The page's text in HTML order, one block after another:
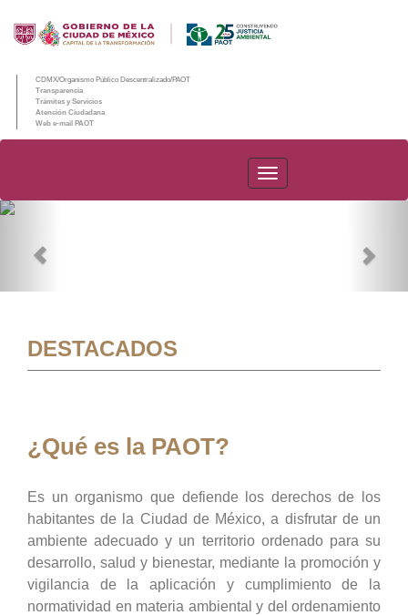
CDMX/Organismo Público Descentralizado/PAOT
Transparencia
Trámites y Servicios
Atención Ciudadana
Web e-mail PAOT
PAOT
DESTACADOS
¿Qué es la PAOT?
Es un organismo que defiende los derechos de los
habitantes de la Ciudad de México, a disfrutar de un
ambiente adecuado y un territorio ordenado para su
desarrollo, salud y bienestar, mediante la promoción y
vigilancia de la aplicación y cumplimiento de la
normatividad en materia ambiental y del ordenamiento